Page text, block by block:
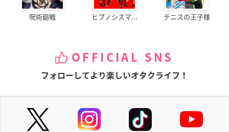
呪術廻戦 ヒプノシスマ... テニスの王子様
OFFICIAL SNS
フォローしてより楽しいオタクライフ！